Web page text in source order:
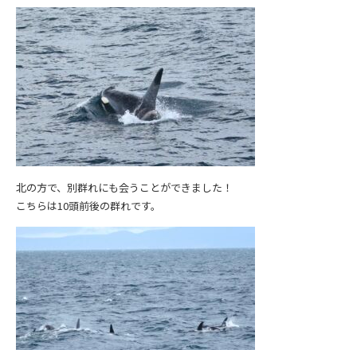
北の方で、別群れにも会うことができました！
こちらは10頭前後の群れです。